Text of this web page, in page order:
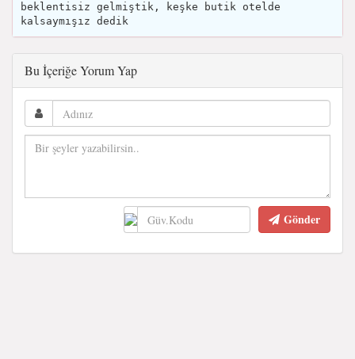
beklentisiz gelmiştik, keşke butik otelde
kalsaymışız dedik
Bu İçeriğe Yorum Yap
Gönder